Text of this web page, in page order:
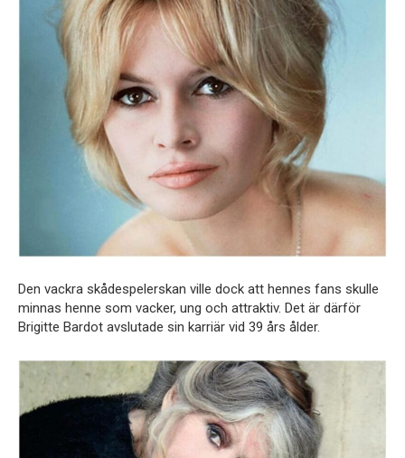
Den vackra skådespelerskan ville dock att hennes fans skulle
minnas henne som vacker, ung och attraktiv. Det är därför
Brigitte Bardot avslutade sin karriär vid 39 års ålder.